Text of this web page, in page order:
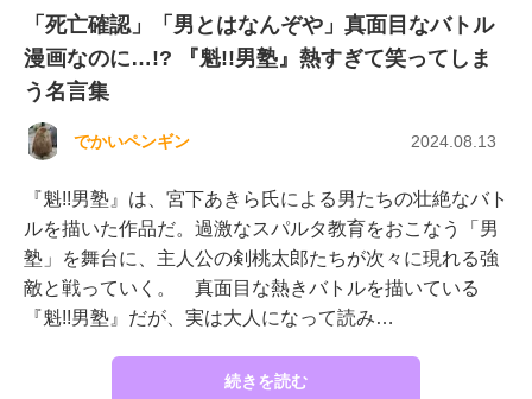
「死亡確認」「男とはなんぞや」真面目なバトル
漫画なのに…!? 『魁!!男塾』熱すぎて笑ってしま
う名言集
でかいペンギン 2024.08.13
『魁!!男塾』は、宮下あきら氏による男たちの壮絶なバト
ルを描いた作品だ。過激なスパルタ教育をおこなう「男
塾」を舞台に、主人公の剣桃太郎たちが次々に現れる強
敵と戦っていく。 真面目な熱きバトルを描いている
『魁!!男塾』だが、実は大人になって読み…
続きを読む